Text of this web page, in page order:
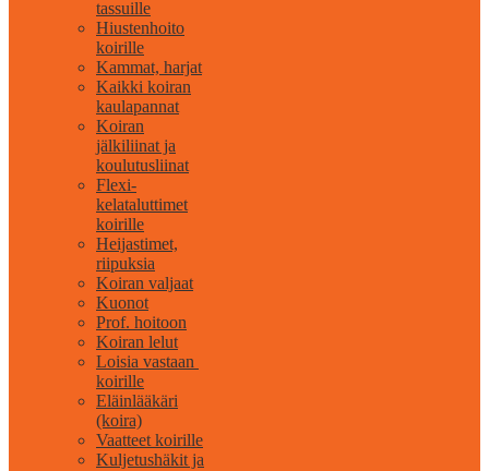
tassuille
Hiustenhoito
koirille
Kammat, harjat
Kaikki koiran
kaulapannat
Koiran
jälkiliinat ja
koulutusliinat
Flexi-
kelataluttimet
koirille
Heijastimet,
riipuksia
Koiran valjaat
Kuonot
Prof. hoitoon
Koiran lelut
Loisia vastaan ​​
koirille
Eläinlääkäri
(koira)
Vaatteet koirille
Kuljetushäkit ja